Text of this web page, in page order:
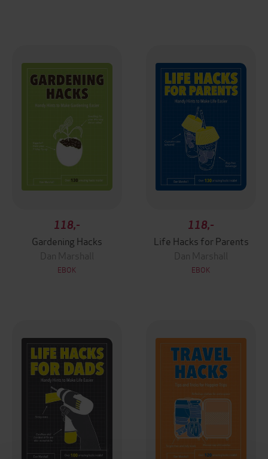
118,-
Gardening Hacks
Dan Marshall
EBOK
118,-
Life Hacks for Parents
Dan Marshall
EBOK